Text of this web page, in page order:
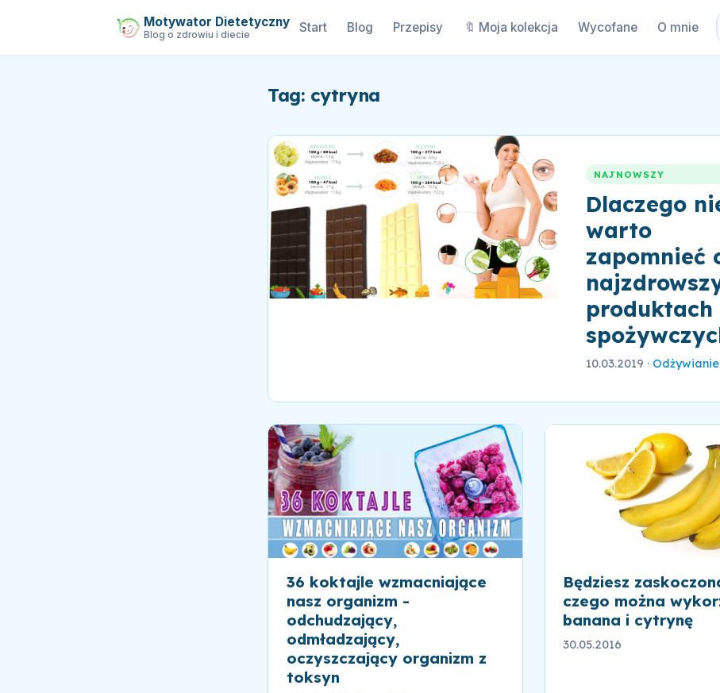
Motywator Dietetyczny
Blog o zdrowiu i diecie Start Blog Przepisy 🔖 Moja kolekcja Wycofane O mnie
Tag: cytryna
NAJNOWSZY
Dlaczego
warto
zapomnieć
produktach
10.03.2019 · Odżywianie
36 koktajle wzmacniające
nasz organizm -
odchudzający,
odmładzający,
oczyszczający organizm z
toksyn
Będziesz
czego można
banana i cytrynę
30.05.2016